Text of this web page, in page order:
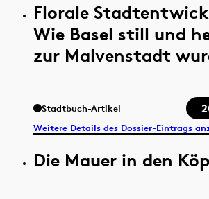
Florale
Wie Basel still und
zur Malvenstadt
Stadtbuch-Artikel
Weitere Details des Dossier-Eintrags
Die Mauer in den